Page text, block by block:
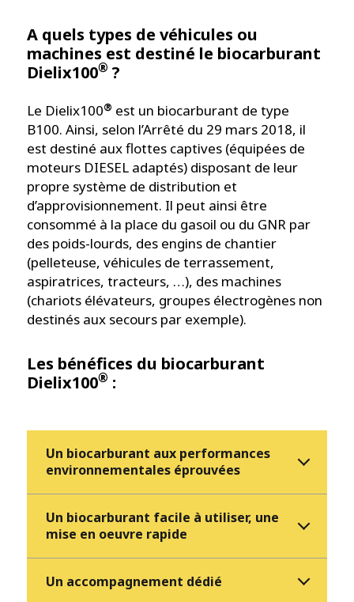
A quels types de véhicules ou
machines est destiné le biocarburant
Dielix100® ?
Le Dielix100® est un biocarburant de type
B100. Ainsi, selon l’Arrêté du 29 mars 2018, il
est destiné aux flottes captives (équipées de
moteurs DIESEL adaptés) disposant de leur
propre système de distribution et
d’approvisionnement. Il peut ainsi être
consommé à la place du gasoil ou du GNR par
des poids-lourds, des engins de chantier
(pelleteuse, véhicules de terrassement,
aspiratrices, tracteurs, …), des machines
(chariots élévateurs, groupes électrogènes non
destinés aux secours par exemple).
Les bénéfices du biocarburant
Dielix100® :
Un biocarburant aux performances
environnementales éprouvées
Un biocarburant facile à utiliser, une
mise en oeuvre rapide
Un accompagnement dédié